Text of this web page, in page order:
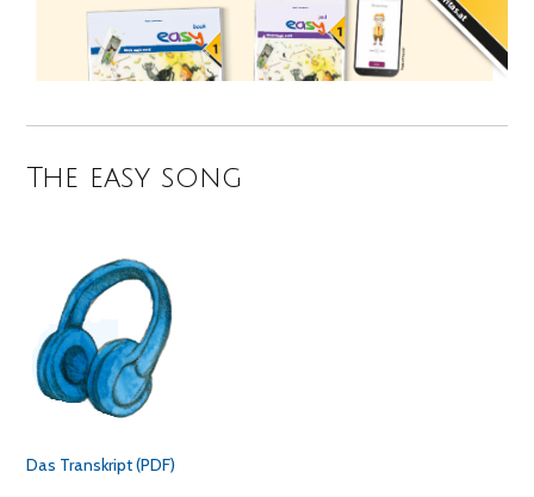
The easy song
Das Transkript (PDF)